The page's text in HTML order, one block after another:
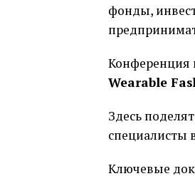
фонды,
Конференция
Wearable
Здесь
специалисты
Ключевые